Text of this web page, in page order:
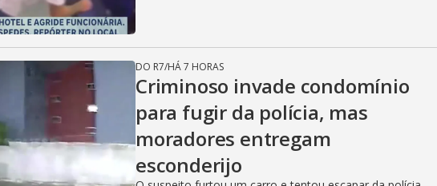
DO R7/HÁ 7 HORAS
Criminoso invade condomínio
para fugir da polícia, mas
moradores entregam
esconderijo